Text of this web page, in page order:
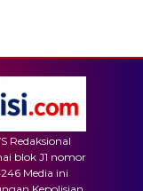
Redaksional
blok J1 nomor
Media ini